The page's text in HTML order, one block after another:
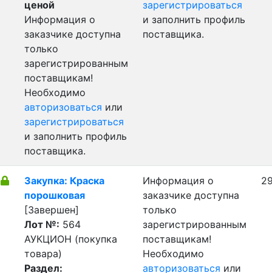
ценой
Информация о
заказчике доступна
только
зарегистрированным
поставщикам!
Необходимо
авторизоваться или
зарегистрироваться
и заполнить профиль
поставщика.
зарегистрироваться
и заполнить профиль
поставщика.
Закупка: Краска
порошковая
[Завершен]
Лот №: 564
АУКЦИОН (покупка
товара)
Раздел:
Информация о
заказчике доступна
только
зарегистрированным
поставщикам!
Необходимо
авторизоваться или